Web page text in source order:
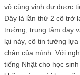
vô cùng vinh dự được
Đây là lần thứ 2 cô trở
trường, trung tâm dạy
lại này, cô tin tưởng
chân của mình. Với
tiếng Nhật cho học